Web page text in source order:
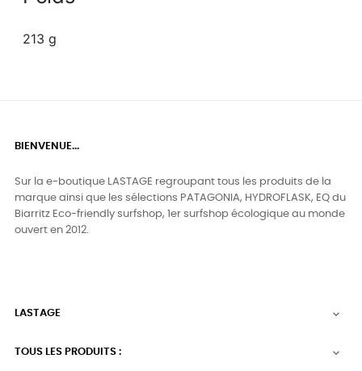
213 g
BIENVENUE...
Sur la e-boutique LASTAGE regroupant tous les produits de la
marque ainsi que les sélections PATAGONIA, HYDROFLASK, EQ du
Biarritz Eco-friendly surfshop, 1er surfshop écologique au monde
ouvert en 2012.
LASTAGE 
TOUS LES PRODUITS : 